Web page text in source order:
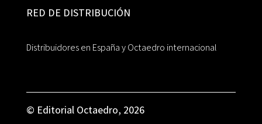
RED DE DISTRIBUCIÓN
Distribuidores en España y Octaedro internacional
© Editorial Octaedro, 2026